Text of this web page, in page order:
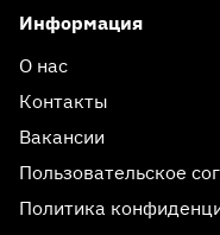
Информация
О нас
Контакты
Вакансии
Пользовательское
Политика